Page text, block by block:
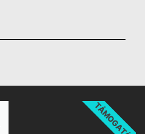
TÁMOGATÁS